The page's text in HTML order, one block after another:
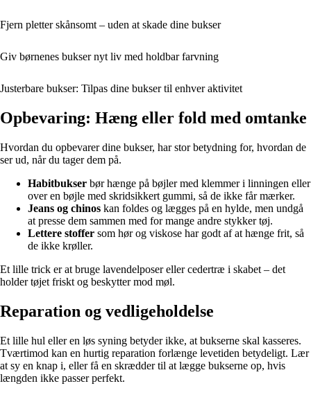
Fjern pletter skånsomt – uden at skade dine bukser
Giv børnenes bukser nyt liv med holdbar farvning
Justerbare bukser: Tilpas dine bukser til enhver aktivitet
Opbevaring: Hæng eller fold med omtanke
Hvordan du opbevarer dine bukser, har stor betydning for, hvordan de
ser ud, når du tager dem på.
Habitbukser bør hænge på bøjler med klemmer i linningen eller
over en bøjle med skridsikkert gummi, så de ikke får mærker.
Jeans og chinos kan foldes og lægges på en hylde, men undgå
at presse dem sammen med for mange andre stykker tøj.
Lettere stoffer som hør og viskose har godt af at hænge frit, så
de ikke krøller.
Et lille trick er at bruge lavendelposer eller cedertræ i skabet – det
holder tøjet friskt og beskytter mod møl.
Reparation og vedligeholdelse
Et lille hul eller en løs syning betyder ikke, at bukserne skal kasseres.
Tværtimod kan en hurtig reparation forlænge levetiden betydeligt. Lær
at sy en knap i, eller få en skrædder til at lægge bukserne op, hvis
længden ikke passer perfekt.